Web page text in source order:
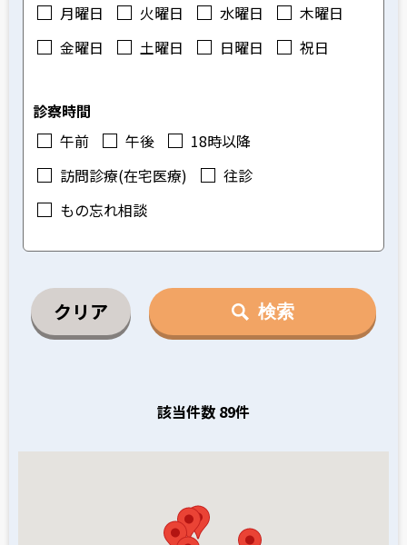
月曜日
火曜日 水曜日
木曜日
金曜日
土曜日 日曜日 祝日
診察時間
午前
午後
18時以降
訪問診療(在宅医療)
往診
もの忘れ相談
クリア 検索
該当件数 89件